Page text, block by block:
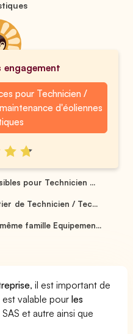
pour Technicien /
d'éoliennes
pour Technicien ...
de Technicien / Tec...
famille Equipemen...
, il est important de
est valable pourles
et autre ainsi que